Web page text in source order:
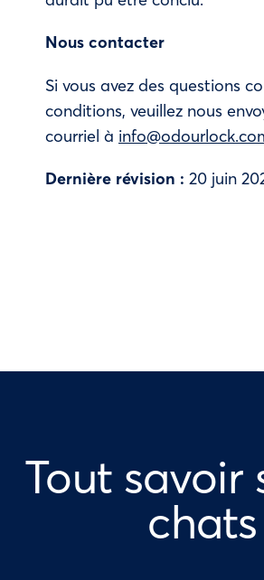
Nous contacter
Si vous avez des questions
conditions, veuillez nous
courriel à
Dernière révision : 20 juin
Tout savoir
chats